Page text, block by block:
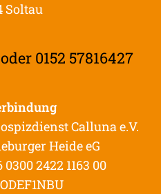
Soltau
0152 57816427
Calluna e.V.
Heide eG
2422 1163 00